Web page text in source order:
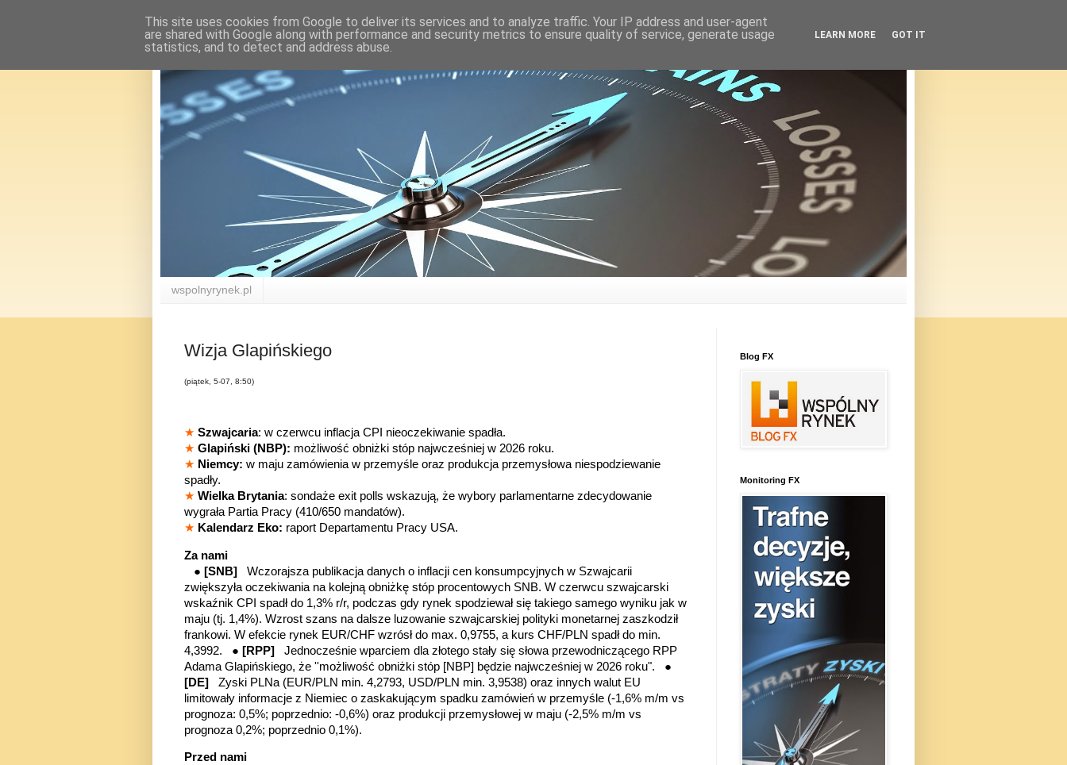
wspolnyrynek.pl
Wizja Glapińskiego
(piątek, 5-07, 8:50)
★ Szwajcaria: w czerwcu inflacja CPI nieoczekiwanie spadła.
★ Glapiński (NBP): możliwość obniżki stóp najwcześniej w 2026 roku.
★ Niemcy: w maju zamówienia w przemyśle oraz produkcja przemysłowa niespodziewanie
spadły.
★ Wielka Brytania: sondaże exit polls wskazują, że wybory parlamentarne zdecydowanie
wygrała Partia Pracy (410/650 mandatów).
★ Kalendarz Eko: raport Departamentu Pracy USA.
Za nami
● [SNB] Wczorajsza publikacja danych o inflacji cen konsumpcyjnych w Szwajcarii
zwiększyła oczekiwania na kolejną obniżkę stóp procentowych SNB. W czerwcu szwajcarski
wskaźnik CPI spadł do 1,3% r/r, podczas gdy rynek spodziewał się takiego samego wyniku jak w
maju (tj. 1,4%). Wzrost szans na dalsze luzowanie szwajcarskiej polityki monetarnej zaszkodził
frankowi. W efekcie rynek EUR/CHF wzrósł do max. 0,9755, a kurs CHF/PLN spadł do min.
4,3992. ● [RPP] Jednocześnie wparciem dla złotego stały się słowa przewodniczącego RPP
Adama Glapińskiego, że ''możliwość obniżki stóp [NBP] będzie najwcześniej w 2026 roku". ●
[DE] Zyski PLNa (EUR/PLN min. 4,2793, USD/PLN min. 3,9538) oraz innych walut EU
limitowały informacje z Niemiec o zaskakującym spadku zamówień w przemyśle (-1,6% m/m vs
prognoza: 0,5%; poprzednio: -0,6%) oraz produkcji przemysłowej w maju (-2,5% m/m vs
prognoza 0,2%; poprzednio 0,1%).
Przed nami
Blog FX
Monitoring FX
This site uses cookies from Google to deliver its services and to analyze traffic. Your IP address and user-agent
are shared with Google along with performance and security metrics to ensure quality of service, generate usage
statistics, and to detect and address abuse.
LEARN MORE GOT IT